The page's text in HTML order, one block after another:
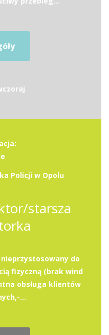
Policji w Opolu
starsza
do
fizyczną (brak wind
obsługa klientów
...